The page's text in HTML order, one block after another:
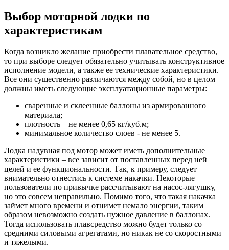
Выбор моторной лодки по
характеристикам
Когда возникло желание приобрести плавательное средство,
то при выборе следует обязательно учитывать конструктивное
исполнение модели, а также ее технические характеристики.
Все они существенно различаются между собой, но в целом
должны иметь следующие эксплуатационные параметры:
сваренные и склеенные баллоны из армированного
материала;
плотность – не менее 0,65 кг/куб.м;
минимальное количество слоев - не менее 5.
Лодка надувная под мотор может иметь дополнительные
характеристики – все зависит от поставленных перед ней
целей и ее функциональности. Так, к примеру, следует
внимательно отнестись к системе накачки. Некоторые
пользователи по привычке рассчитывают на насос-лягушку,
но это совсем неправильно. Помимо того, что такая накачка
займет много времени и отнимет немало энергии, таким
образом невозможно создать нужное давление в баллонах.
Тогда использовать плавсредство можно будет только со
средними силовыми агрегатами, но никак не со скоростными
и тяжелыми.